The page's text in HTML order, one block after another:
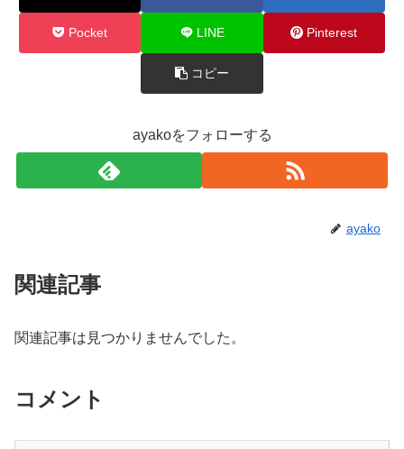
Pocket LINE Pinterest
コピー
ayakoをフォローする
ayako
関連記事
関連記事は見つかりませんでした。
コメント